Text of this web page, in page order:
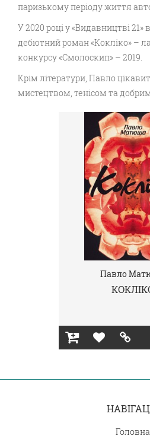
паризькому періоду життя
У 2020 році у «Видавництві
дебютний роман «Кокліко» –
конкурсу «Смолоскип» – 2019.
Крім літератури, Павло
мистецтвом, тенісом та
Павло
Головна